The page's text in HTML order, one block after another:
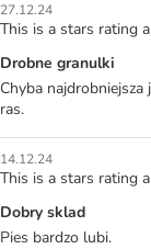
27.12.24
This is a stars rating
Drobne granulki
Chyba najdrobniejsza
ras.
14.12.24
This is a stars rating
Dobry sklad
Pies bardzo lubi.